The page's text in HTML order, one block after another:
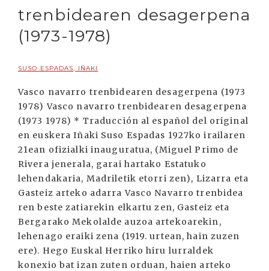
trenbidearen desagerpena
(1973-1978)
SUSO ESPADAS, IÑAKI
Vasco navarro trenbidearen desagerpena (1973
1978) Vasco navarro trenbidearen desagerpena
(1973 1978) * Traducción al español del original
en euskera Iñaki Suso Espadas 1927ko irailaren
21ean ofizialki inauguratua, (Miguel Primo de
Rivera jenerala, garai hartako Estatuko
lehendakaria, Madriletik etorri zen), Lizarra eta
Gasteiz arteko adarra Vasco Navarro trenbidea
ren beste zatiarekin elkartu zen, Gasteiz eta
Bergarako Mekolalde auzoa artekoarekin,
lehenago eraiki zena (1919. urtean, hain zuzen
ere). Hego Euskal Herriko hiru lurraldek
konexio bat izan zuten orduan, haien arteko